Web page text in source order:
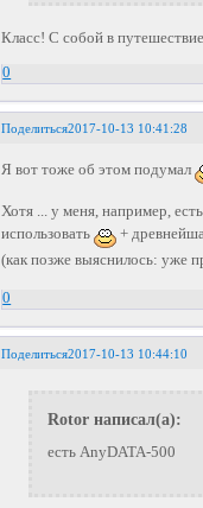
Класс! С собой в
0
Поделиться2017-10-13 10:41:28
Я вот тоже об этом подумал
Хотя ... у меня, например,
использовать
+
(как позже выяснилось: уже
0
Поделиться2017-10-13 10:44:10
Rotor написал(а):
есть AnyDATA-500